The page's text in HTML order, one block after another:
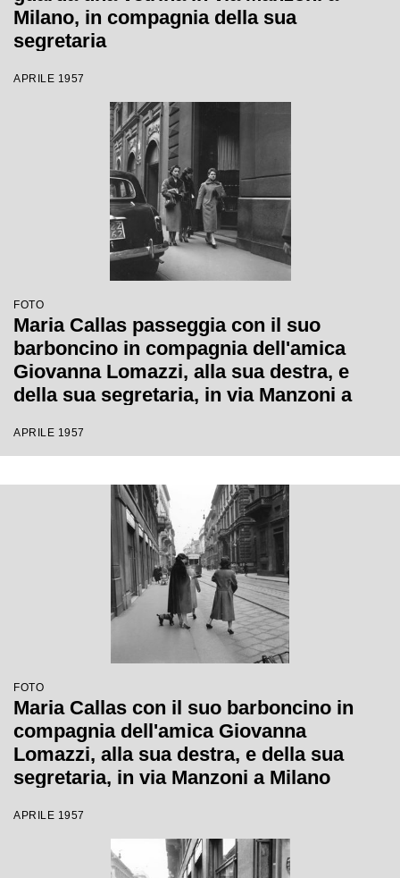
Milano, in compagnia della sua
segretaria
APRILE 1957
FOTO
Maria Callas passeggia con il suo
barboncino in compagnia dell'amica
Giovanna Lomazzi, alla sua destra, e
della sua segretaria, in via Manzoni a
APRILE 1957
FOTO
Maria Callas con il suo barboncino in
compagnia dell'amica Giovanna
Lomazzi, alla sua destra, e della sua
segretaria, in via Manzoni a Milano
APRILE 1957